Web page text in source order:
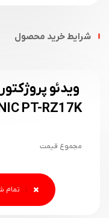
شرایط خرید محصول
ویدئو
PT-RZ17K
مجموع قیمت